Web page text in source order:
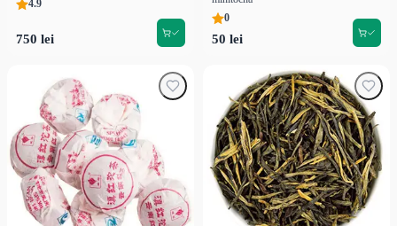
4.9
750 lei
0
50 lei